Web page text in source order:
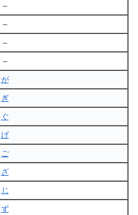
–
–
–
–
が
ぎ
ぐ
げ
ご
ざ
じ
ず